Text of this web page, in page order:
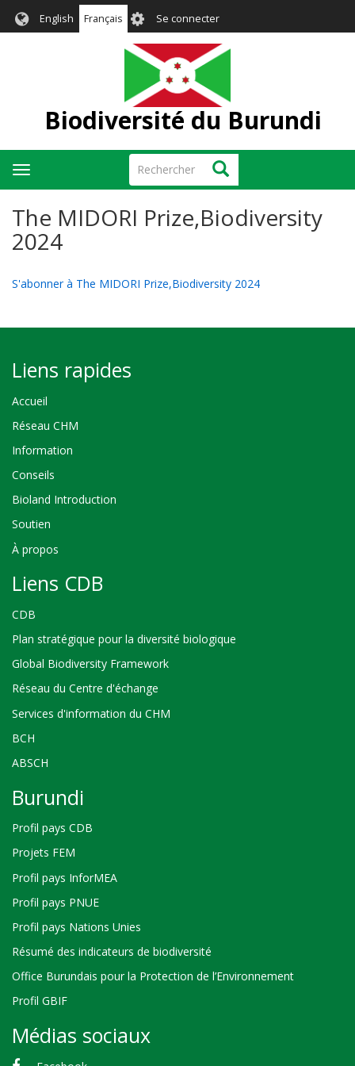
English Français User
account
menu
Se connecter
Biodiversité du Burundi
Rechercher Rechercher
Toggle
navigation
The MIDORI Prize,Biodiversity
2024
S'abonner à The MIDORI Prize,Biodiversity 2024
Liens rapides
Accueil
Réseau CHM
Information
Conseils
Bioland Introduction
Soutien
À propos
Liens CDB
CDB
Plan stratégique pour la diversité biologique
Global Biodiversity Framework
Réseau du Centre d'échange
Services d'information du CHM
BCH
ABSCH
Burundi
Profil pays CDB
Projets FEM
Profil pays InforMEA
Profil pays PNUE
Profil pays Nations Unies
Résumé des indicateurs de biodiversité
Office Burundais pour la Protection de l’Environnement
Profil GBIF
Médias sociaux